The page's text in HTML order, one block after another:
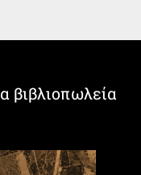
βιβλιοπωλεία